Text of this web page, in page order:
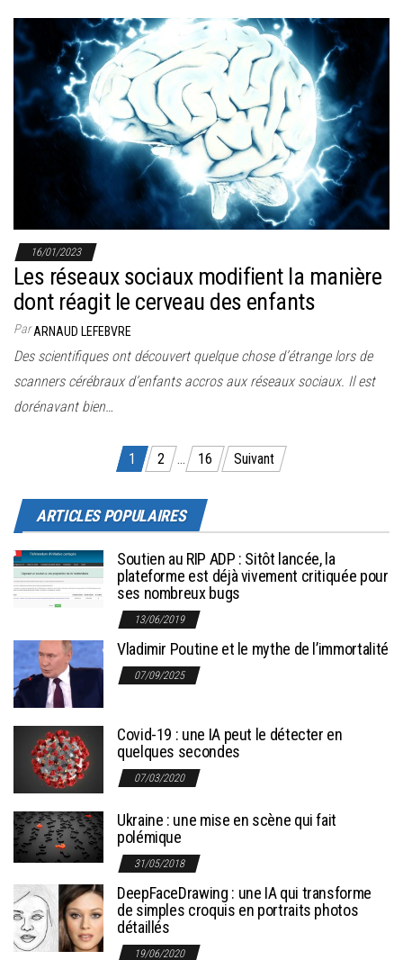
16/01/2023
Les réseaux sociaux modifient la manière
dont réagit le cerveau des enfants
ParARNAUD LEFEBVRE
Des scientifiques ont découvert quelque chose d’étrange lors de
scanners cérébraux d’enfants accros aux réseaux sociaux. Il est
dorénavant bien…
Pagination des publications
1 2 … 16 Suivant
ARTICLES POPULAIRES
Soutien au RIP ADP : Sitôt lancée, la
plateforme est déjà vivement critiquée pour
ses nombreux bugs
13/06/2019
Vladimir Poutine et le mythe de l’immortalité
07/09/2025
Covid-19 : une IA peut le détecter en
quelques secondes
07/03/2020
Ukraine : une mise en scène qui fait
polémique
31/05/2018
DeepFaceDrawing : une IA qui transforme
de simples croquis en portraits photos
détaillés
19/06/2020